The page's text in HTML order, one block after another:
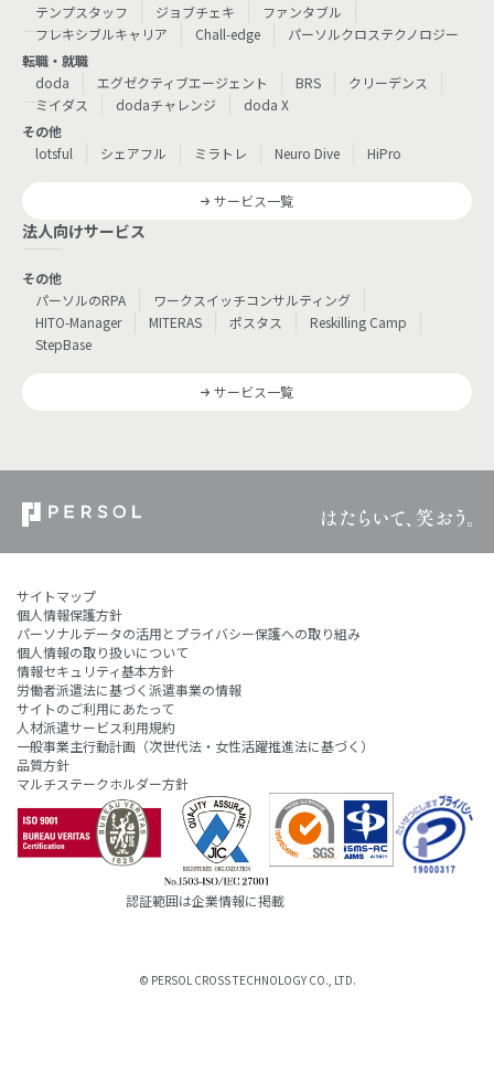
テンプスタッフ
ジョブチェキ
ファンタブル
フレキシブルキャリア
Chall-edge
パーソルクロステクノロジー
転職・就職
doda
エグゼクティブエージェント BRS
クリーデンス
ミイダス
dodaチャレンジ
doda X
その他
lotsful
シェアフル ミラトレ Neuro Dive HiPro
サービス一覧
法人向けサービス
その他
パーソルのRPA
ワークスイッチコンサルティング
HITO-Manager
MITERAS ポスタス
Reskilling Camp
StepBase
サービス一覧
サイトマップ
個人情報保護方針
パーソナルデータの活用とプライバシー保護への取り組み
個人情報の取り扱いについて
情報セキュリティ基本方針
労働者派遣法に基づく派遣事業の情報
サイトのご利用にあたって
人材派遣サービス利用規約
一般事業主行動計画（次世代法・女性活躍推進法に基づく）
品質方針
マルチステークホルダー方針
認証範囲は企業情報に掲載
© PERSOL CROSS TECHNOLOGY CO., LTD.